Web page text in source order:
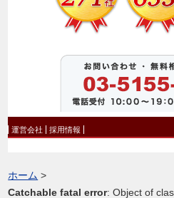
運営会社 採用情報
ホーム >
Catchable fatal error: Object of